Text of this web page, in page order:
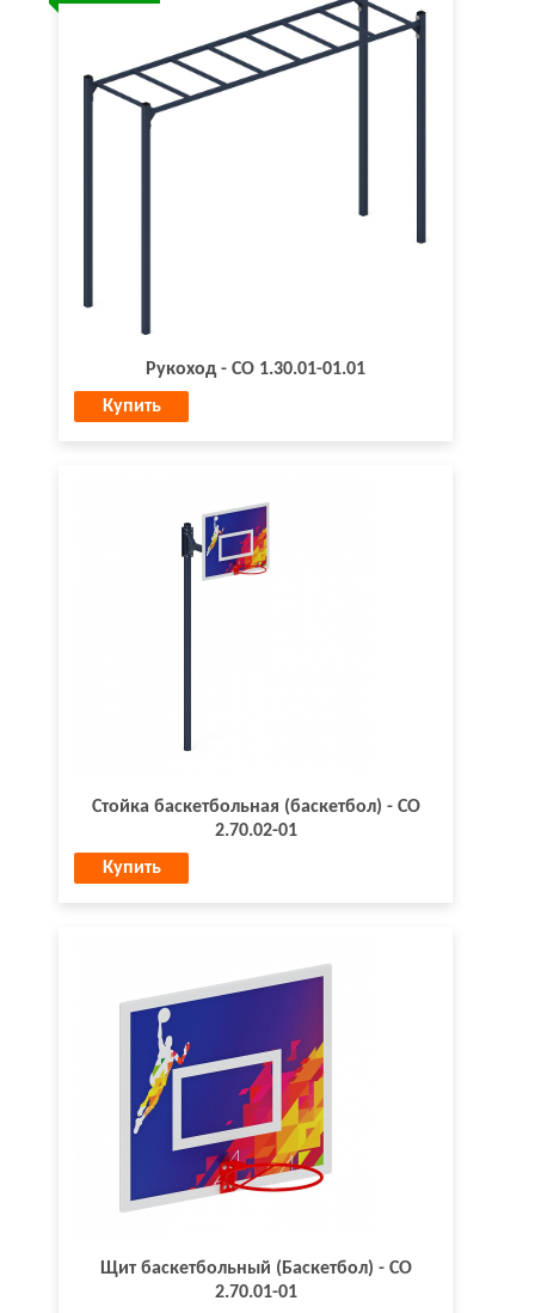
Рукоход - СО 1.30.01-01.01
Купить
Стойка баскетбольная (баскетбол) - СО
2.70.02-01
Купить
Щит баскетбольный (Баскетбол) - СО
2.70.01-01